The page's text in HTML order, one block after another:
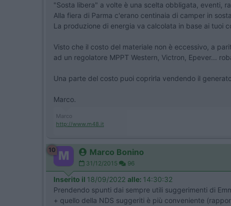
"Sosta libera" a volte è una scelta obbligata, eventi,
Alla fiera di Parma c'erano centinaia di camper in
La produzione di energia va calcolata in base ai tuoi
Visto che il costo del materiale non è eccessivo, a
ad un regolatore MPPT Western, Victron, Epever...
Una parte del costo puoi coprirla vendendo il
Marco.
Marco
http://www.m48.it
10 Marco Bonino
31/12/2015 96
Inserito il 18/09/2022 alle: 14:30:32
Prendendo spunti dai sempre utili suggerimenti di
+ quello della NDS suggeriti è più conveniente